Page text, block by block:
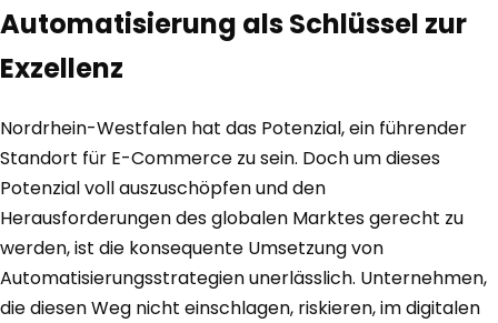
Automatisierung als Schlüssel zur
Exzellenz
Nordrhein-Westfalen hat das Potenzial, ein führender
Standort für E-Commerce zu sein. Doch um dieses
Potenzial voll auszuschöpfen und den
Herausforderungen des globalen Marktes gerecht zu
werden, ist die konsequente Umsetzung von
Automatisierungsstrategien unerlässlich. Unternehmen,
die diesen Weg nicht einschlagen, riskieren, im digitalen